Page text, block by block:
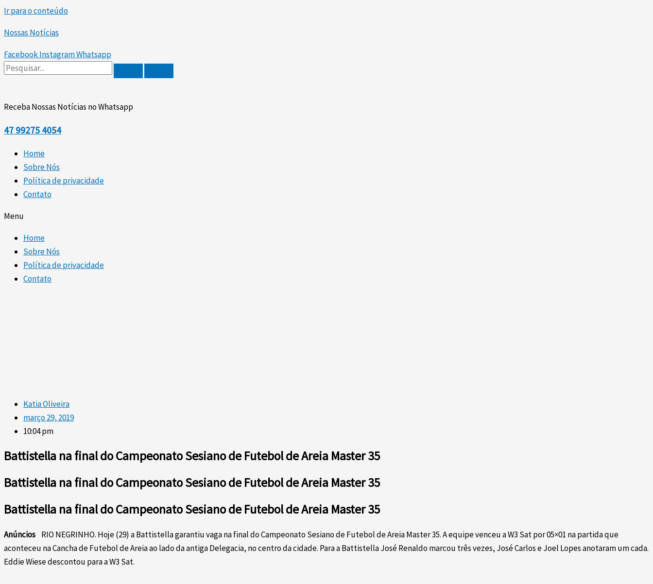
Ir para o conteúdo
Nossas Notícias
FacebookInstagramWhatsapp
Receba Nossas Notícias no Whatsapp
47 99275 4054
Home
Sobre Nós
Política de privacidade
Contato
Menu
Home
Sobre Nós
Política de privacidade
Contato
Katia Oliveira
março 29, 2019
10:04 pm
Battistella na final do Campeonato Sesiano de Futebol de Areia Master 35
Battistella na final do Campeonato Sesiano de Futebol de Areia Master 35
Battistella na final do Campeonato Sesiano de Futebol de Areia Master 35
Anúncios RIO NEGRINHO. Hoje (29) a Battistella garantiu vaga na final do Campeonato Sesiano de Futebol de Areia Master 35. A equipe venceu a W3 Sat por 05×01 na partida que
aconteceu na Cancha de Futebol de Areia ao lado da antiga Delegacia, no centro da cidade. Para a Battistella José Renaldo marcou três vezes, José Carlos e Joel Lopes anotaram um cada.
Eddie Wiese descontou para a W3 Sat.